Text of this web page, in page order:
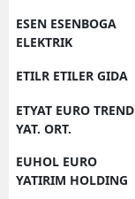
ESEN ESENBOGA
ELEKTRIK
ETILR ETILER GIDA
ETYAT EURO TREND
YAT. ORT.
EUHOL EURO
YATIRIM HOLDING